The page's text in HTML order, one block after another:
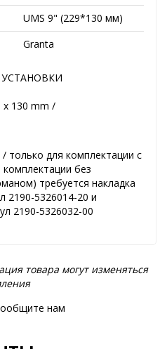
UMS 9" (229*130 мм)
Granta
x 130 mm /
только для комплектации с
без
требуется накладка
2190-5326014-20 и
2190-5326032-00
товара могут изменяться
нам